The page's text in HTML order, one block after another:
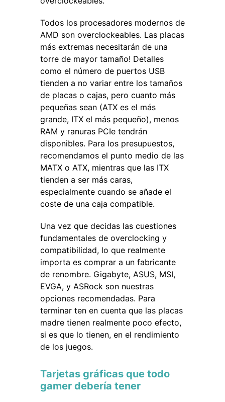
Todos los procesadores modernos de
AMD son overclockeables. Las placas
más extremas necesitarán de una
torre de mayor tamaño! Detalles
como el número de puertos USB
tienden a no variar entre los tamaños
de placas o cajas, pero cuanto más
pequeñas sean (ATX es el más
grande, ITX el más pequeño), menos
RAM y ranuras PCIe tendrán
disponibles. Para los presupuestos,
recomendamos el punto medio de las
MATX o ATX, mientras que las ITX
tienden a ser más caras,
especialmente cuando se añade el
coste de una caja compatible.
Una vez que decidas las cuestiones
fundamentales de overclocking y
compatibilidad, lo que realmente
importa es comprar a un fabricante
de renombre. Gigabyte, ASUS, MSI,
EVGA, y ASRock son nuestras
opciones recomendadas. Para
terminar ten en cuenta que las placas
madre tienen realmente poco efecto,
si es que lo tienen, en el rendimiento
de los juegos.
Tarjetas gráficas que todo
gamer debería tener